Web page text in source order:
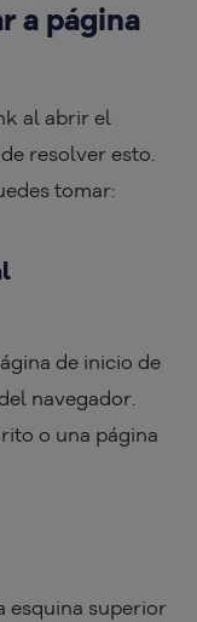
a página
al abrir el
resolver esto.
tomar:
de inicio de
navegador.
o una página
esquina superior